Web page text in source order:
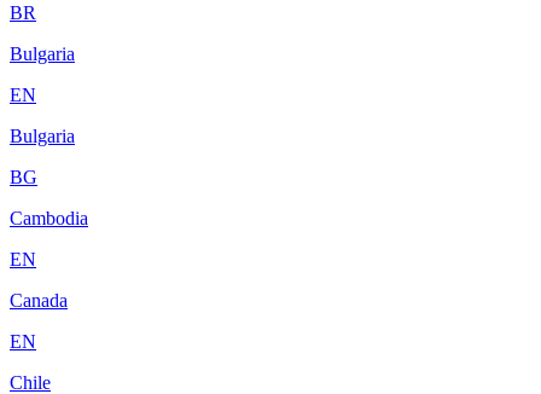
BR
Bulgaria
EN
Bulgaria
BG
Cambodia
EN
Canada
EN
Chile